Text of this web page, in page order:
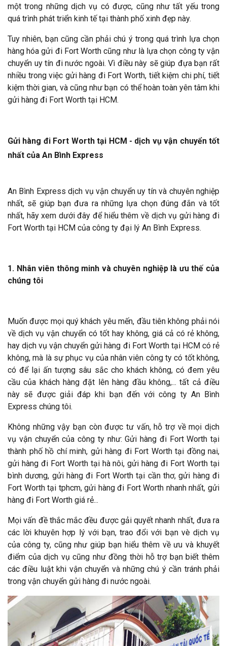
một trong những dịch vụ có được, cũng như tất yếu trong
quá trình phát triển kinh tế tại thành phố xinh đẹp này.
Tuy nhiên, bạn cũng cần phải chú ý trong quá trình lựa chọn
hàng hóa gửi đi Fort Worth cũng như là lựa chọn công ty vận
chuyển uy tín đi nước ngoài. Vì điều này sẽ giúp đựa bạn rất
nhiều trong việc gửi hàng đi Fort Worth, tiết kiệm chi phí, tiết
kiệm thời gian, và cũng như bạn có thể hoàn toàn yên tâm khi
gửi hàng đi Fort Worth tại HCM.
Gửi hàng đi Fort Worth tại HCM - dịch vụ vận chuyển tốt
nhất của An Bình Express
An Bình Express dịch vụ vận chuyển uy tín và chuyên nghiệp
nhất, sẽ giúp bạn đưa ra những lựa chọn đúng đắn và tốt
nhất, hãy xem dưới đây để hiểu thêm về dịch vụ gửi hàng đi
Fort Worth tại HCM của công ty đại lý An Bình Express.
1. Nhân viên thông minh và chuyên nghiệp là ưu thế của
chúng tôi
Muốn được mọi quý khách yêu mến, đầu tiên không phải nói
về dịch vụ vận chuyển có tốt hay không, giá cả có rẻ không,
hay dịch vụ vận chuyển gửi hàng đi Fort Worth tại HCM có rẻ
không, mà là sự phục vụ của nhân viên công ty có tốt không,
có để lại ấn tượng sâu sắc cho khách không, có đem yêu
cầu của khách hàng đặt lên hàng đầu không,... tất cả điều
này sẽ được giải đáp khi bạn đến với công ty An Bình
Express chúng tôi.
Không những vậy bạn còn được tư vấn, hỗ trợ về mọi dịch
vụ vận chuyển của công ty như: Gửi hàng đi Fort Worth tại
thành phố hồ chí minh, gửi hàng đi Fort Worth tại đồng nai,
gửi hàng đi Fort Worth tại hà nôi, gửi hàng đi Fort Worth tại
bình dương, gửi hàng đi Fort Worth tại cần thơ, gửi hàng đi
Fort Worth tại tphcm, gửi hàng đi Fort Worth nhanh nhất, gửi
hàng đi Fort Worth giá rẻ...
Mọi vấn đề thắc mắc đều được gải quyết nhanh nhất, đưa ra
các lời khuyên hợp lý với bạn, trao đổi với bạn vè dịch vụ
của công ty, cũng như giúp bạn hiểu thêm về ưu và khuyết
điểm của dịch vụ cũng như đồng thời hỗ trợ bạn biết thêm
các điều luật khi vận chuyển và những chú ý cần tránh phải
trong vận chuyển gửi hàng đi nước ngoài.